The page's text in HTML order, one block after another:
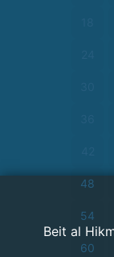
48
54
60